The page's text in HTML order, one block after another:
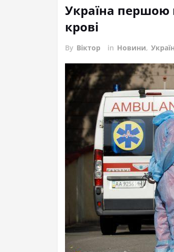
Україна першою
крові
By Віктор in Новини,